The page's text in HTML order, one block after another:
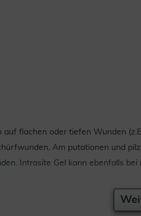
flachen oder tiefen Wunden
Am putationen und
Intrasite Gel kann ebenfalls